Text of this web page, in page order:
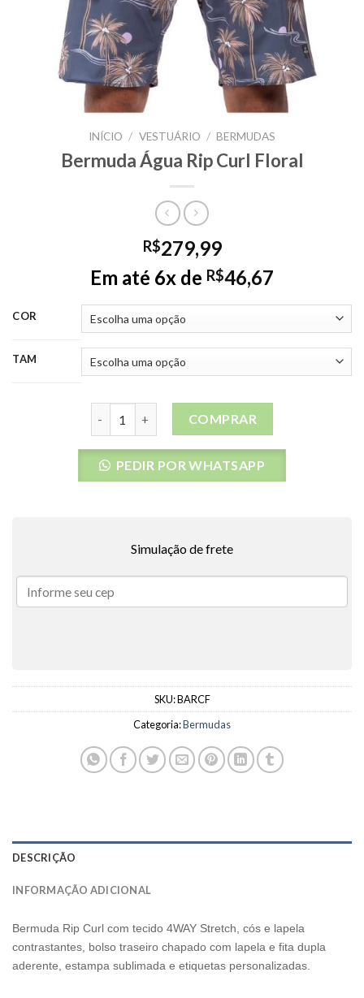
INÍCIO / VESTUÁRIO / BERMUDAS
Bermuda Água Rip Curl Floral
R$279,99
Em até 6x de R$46,67
COR
TAM
Bermuda Água Rip Curl Floral quantidade
COMPRAR
PEDIR POR WHATSAPP
Simulação de frete
SKU:BARCF
Categoria:Bermudas
DESCRIÇÃO
INFORMAÇÃO ADICIONAL
Bermuda Rip Curl com tecido 4WAY Stretch, cós e lapela
contrastantes, bolso traseiro chapado com lapela e fita dupla
aderente, estampa sublimada e etiquetas personalizadas.